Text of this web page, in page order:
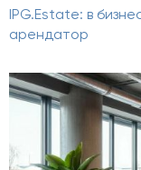
IPG.Estate: в
арендатор